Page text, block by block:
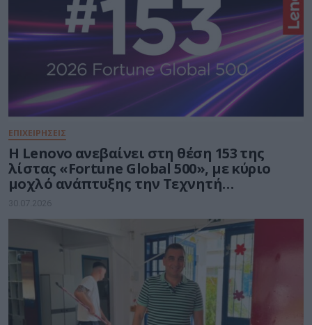
ΕΠΙΧΕΙΡΗΣΕΙΣ
Η Lenovo ανεβαίνει στη θέση 153 της
λίστας «Fortune Global 500», με κύριο
μοχλό ανάπτυξης την Τεχνητή
Νοημοσύνη
30.07.2026